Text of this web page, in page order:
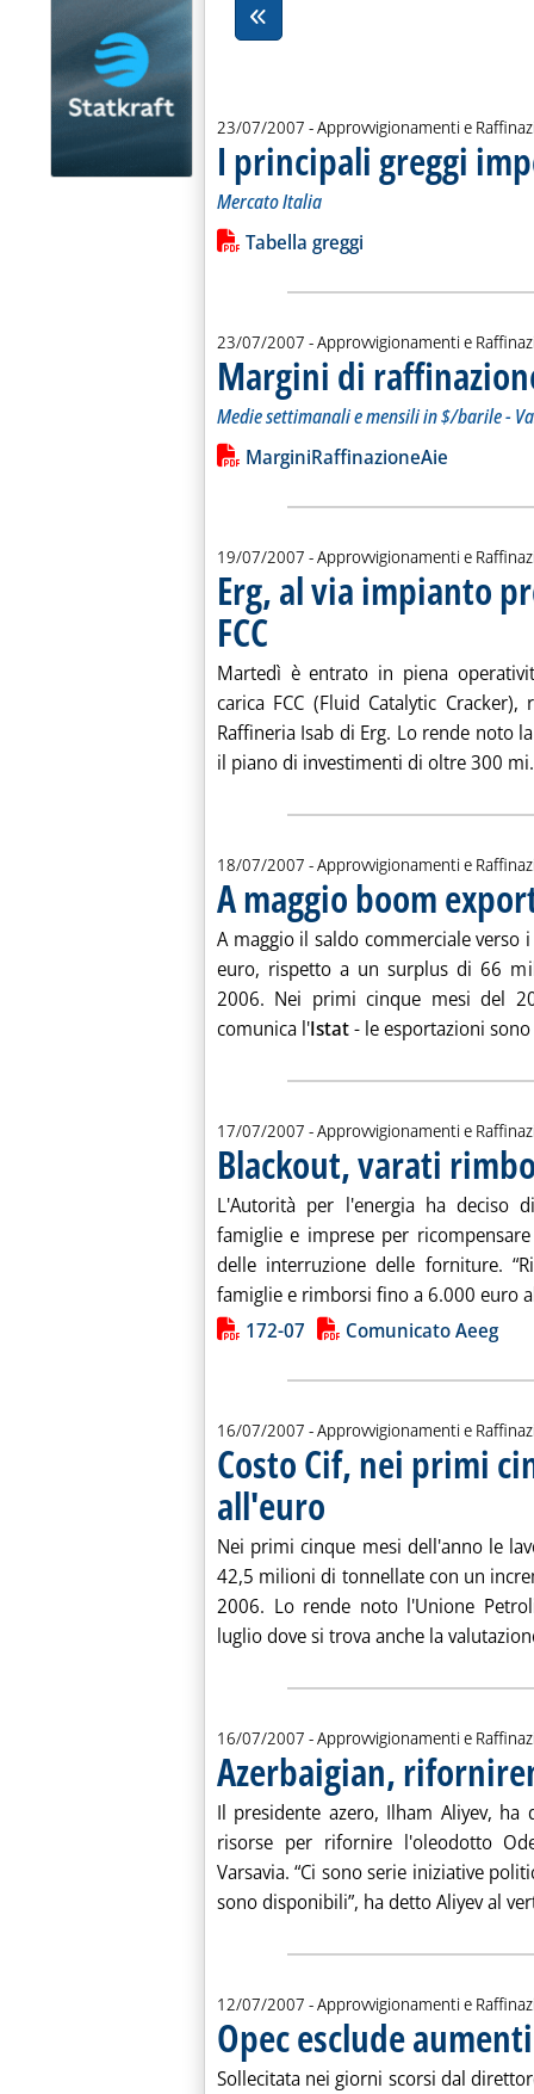
23/07/2007 - Approvvigionamenti e
I principali greggi
Mercato Italia
Leggi tutta la notizia: 'I principali
Lista allegati PDF alla notizia
Tabella greggi
23/07/2007 - Approvvigionamenti e
Margini di
Medie settimanali e mensili in $/barile -
Leggi tutta la notizia: 'Margini di
Lista allegati PDF alla notizia
MarginiRaffinazioneAie
19/07/2007 - Approvvigionamenti e
Erg, al via impianto
FCC. Pubblicata giovedì 19 luglio 2007 alle 15.14.
Martedì è entrato in piena
carica FCC (Fluid Catalytic
Raffineria Isab di Erg. Lo rende noto
il piano di investimenti di oltre 300
18/07/2007 - Approvvigionamenti e
A maggio boom
A maggio il saldo commerciale
euro, rispetto a un surplus di 66
2006. Nei primi cinque mesi del
comunica l'Istat- le esportazioni sono
17/07/2007 - Approvvigionamenti e
Blackout, varati
L'Autorità per l'energia ha deciso
famiglie e imprese per
delle interruzione delle forniture.
famiglie e rimborsi fino a 6.000 euro
Lista allegati PDF alla notizia
172-07 Comunicato Aeeg
16/07/2007 - Approvvigionamenti e
Costo Cif, nei primi
all'euro . Pubblicata lunedì 16 luglio 2007
Nei primi cinque mesi dell'anno le
42,5 milioni di tonnellate con un
2006. Lo rende noto l'Unione
luglio dove si trova anche la
16/07/2007 - Approvvigionamenti e
Azerbaigian,
Il presidente azero, Ilham Aliyev,
risorse per rifornire l'oleodotto
Varsavia. “Ci sono serie iniziative
sono disponibili”, ha detto Aliyev al
12/07/2007 - Approvvigionamenti e
Opec esclude
Sollecitata nei giorni scorsi dal